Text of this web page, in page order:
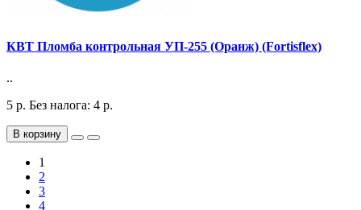
КВТ Пломба контрольная УП-255 (Оранж) (Fortisflex)
..
5 р. Без налога: 4 р.
В корзину
1
2
3
4